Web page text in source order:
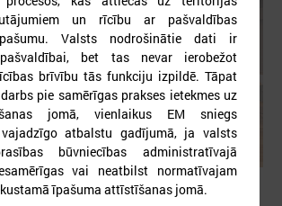
un rīcību ar pašvaldības
Valsts nodrošinātie dati ir
bet tas nevar ierobežot
brīvību tās funkciju izpildē. Tāpat
pie samērīgas prakses ietekmes uz
jomā, vienlaikus EM sniegs
atbalstu gadījumā, ja valsts
būvniecības administratīvajā
vai neatbilst normatīvajam
īpašuma attīstīšanas jomā.